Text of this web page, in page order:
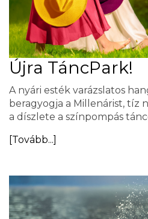
Újra TáncPark!
A nyári esték varázslatos
beragyogja a Millenárist, tíz
a díszlete a színpompás
[Tovább...]